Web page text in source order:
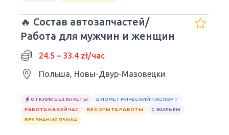
🔥 Состав автозапчастей/
Работа для мужчин и женщин
24.5 – 33.4 zł/час
Польша, Новы-Двур-Мазовецки
ОТКЛИК БЕЗ АНКЕТЫ
БИОМЕТРИЧЕСКИЙ ПАСПОРТ
РАБОТА НА СЕЙЧАС
БЕЗ ОПЫТА РАБОТЫ
С ЖИЛЬЕМ
БЕЗ ЗНАНИЯ ЯЗЫКА